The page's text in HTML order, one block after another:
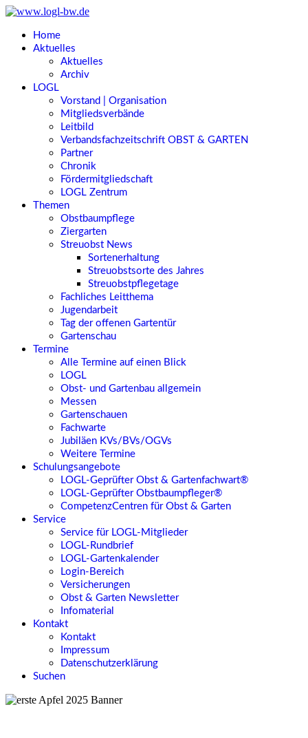
Home
Aktuelles
Aktuelles
Archiv
LOGL
Vorstand | Organisation
Mitgliedsverbände
Leitbild
Verbandsfachzeitschrift OBST & GARTEN
Partner
Chronik
Fördermitgliedschaft
LOGL Zentrum
Themen
Obstbaumpflege
Ziergarten
Streuobst News
Sortenerhaltung
Streuobstsorte des Jahres
Streuobstpflegetage
Fachliches Leitthema
Jugendarbeit
Tag der offenen Gartentür
Gartenschau
Termine
Alle Termine auf einen Blick
LOGL
Obst- und Gartenbau allgemein
Messen
Gartenschauen
Fachwarte
Jubiläen KVs/BVs/OGVs
Weitere Termine
Schulungsangebote
LOGL-Geprüfter Obst & Gartenfachwart®
LOGL-Geprüfter Obstbaumpfleger®
CompetenzCentren für Obst & Garten
Service
Service für LOGL-Mitglieder
LOGL-Rundbrief
LOGL-Gartenkalender
Login-Bereich
Versicherungen
Obst & Garten Newsletter
Infomaterial
Kontakt
Kontakt
Impressum
Datenschutzerklärung
Suchen